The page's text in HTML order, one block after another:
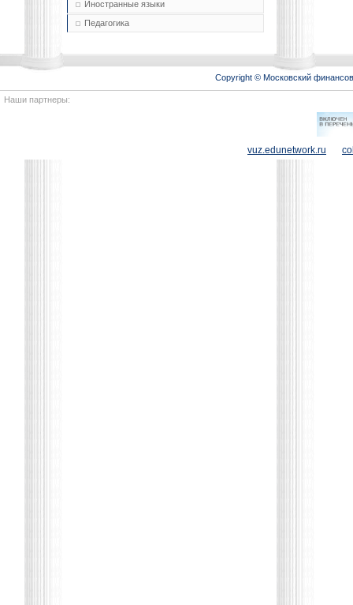
Иностранные языки
Педагогика
Copyright © Московский
Наши партнеры:
vuz.edunetwork.ru